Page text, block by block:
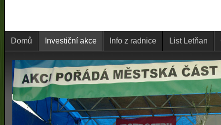
Domů Investiční akce Info z radnice List Letňan